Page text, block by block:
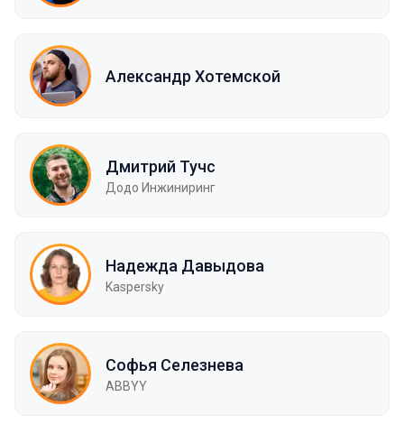
Александр Хотемской
Дмитрий Тучс
Додо Инжиниринг
Надежда Давыдова
Kaspersky
Софья Селезнева
ABBYY